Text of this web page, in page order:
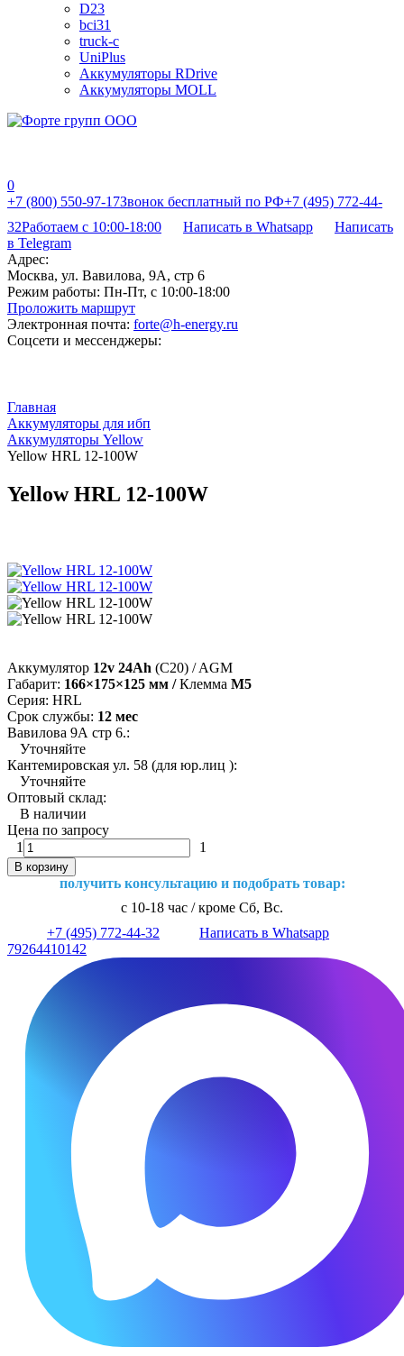
D23
bci31
truck-c
UniPlus
Аккумуляторы RDrive
Аккумуляторы MOLL
0
+7 (800) 550-97-17Звонок бесплатный по РФ+7 (495) 772-44-
32Работаем с 10:00-18:00 Написать в Whatsapp
Написать
в Telegram
Адрес:
Москва, ул. Вавилова, 9А, стр 6
Режим работы: Пн-Пт, с 10:00-18:00
Проложить маршрут
Электронная почта: forte@h-energy.ru
Соцсети и мессенджеры:
Главная
Аккумуляторы для ибп
Аккумуляторы Yellow
Yellow HRL 12-100W
Yellow HRL 12-100W
Аккумулятор 12v 24Ah (С20) / AGM
Габарит: 166×175×125 мм /Клемма M5
Серия: HRL
Срок службы: 12 мес
Вавилова 9А стр 6.:
Уточняйте
Кантемировская ул. 58 (для юр.лиц ):
Уточняйте
Оптовый склад:
В наличии
Цена по запросу
1
1
В корзину
получить консультацию и подобрать товар:
с 10-18 час / кроме Сб, Вс.
+7 (495) 772-44-32
Написать в Whatsapp
79264410142